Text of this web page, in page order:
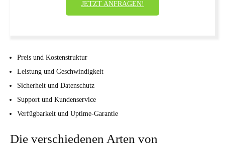
JETZT ANFRAGEN!
Preis und Kostenstruktur
Leistung und Geschwindigkeit
Sicherheit und Datenschutz
Support und Kundenservice
Verfügbarkeit und Uptime-Garantie
Die verschiedenen Arten von